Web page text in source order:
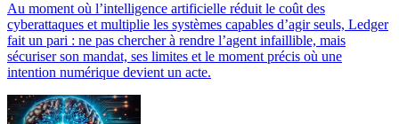
Au moment où l’intelligence artificielle réduit le coût des
cyberattaques et multiplie les systèmes capables d’agir seuls, Ledger
fait un pari : ne pas chercher à rendre l’agent infaillible, mais
sécuriser son mandat, ses limites et le moment précis où une
intention numérique devient un acte.